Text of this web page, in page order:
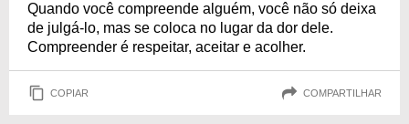
Quando você compreende alguém, você não só deixa
de julgá-lo, mas se coloca no lugar da dor dele.
Compreender é respeitar, aceitar e acolher.
COPIAR COMPARTILHAR